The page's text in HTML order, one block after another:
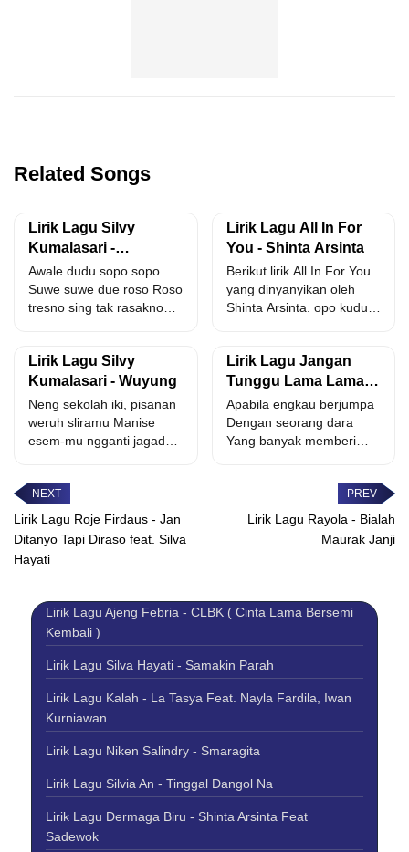
Related Songs
Lirik Lagu Silvy
Kumalasari -
Ngupayakne
Awale dudu sopo sopo
Suwe suwe due roso Roso
tresno sing tak rasakno
Lirik Lagu All In For
You - Shinta Arsinta
Berikut lirik All In For You
yang dinyanyikan oleh
Shinta Arsinta. opo kudu
Lirik Lagu Silvy
Kumalasari - Wuyung
Neng sekolah iki, pisanan
weruh sliramu Manise
esem-mu ngganti jagadku
Lirik Lagu Jangan
Tunggu Lama Lama -
Happy Asmara
Apabila engkau berjumpa
Dengan seorang dara
Yang banyak memberi
Lirik Lagu Roje Firdaus - Jan
Ditanyo Tapi Diraso feat. Silva
Hayati
Lirik Lagu Rayola - Bialah
Maurak Janji
Lirik Lagu Ajeng Febria - CLBK ( Cinta Lama Bersemi
Kembali )
Lirik Lagu Silva Hayati - Samakin Parah
Lirik Lagu Kalah - La Tasya Feat. Nayla Fardila, Iwan
Kurniawan
Lirik Lagu Niken Salindry - Smaragita
Lirik Lagu Silvia An - Tinggal Dangol Na
Lirik Lagu Dermaga Biru - Shinta Arsinta Feat
Sadewok